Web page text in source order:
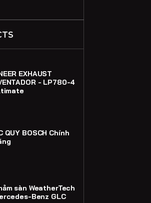
EXHAUST
- LP780-4
QUY BOSCH Chính
sàn WeatherTech
Benz GLC